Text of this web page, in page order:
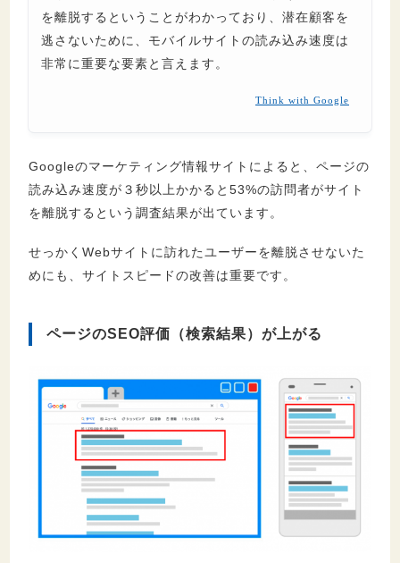
を離脱するということがわかっており、潜在顧客を
逃さないために、モバイルサイトの読み込み速度は
非常に重要な要素と言えます。
Think with Google
Googleのマーケティング情報サイトによると、ページの
読み込み速度が３秒以上かかると53%の訪問者がサイト
を離脱するという調査結果が出ています。
せっかくWebサイトに訪れたユーザーを離脱させないた
めにも、サイトスピードの改善は重要です。
ページのSEO評価（検索結果）が上がる